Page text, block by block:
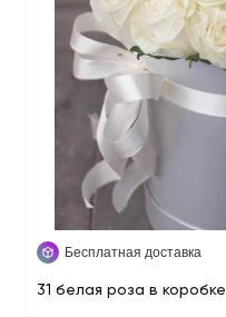
Бесплатная доставка
31 белая роза в коробке